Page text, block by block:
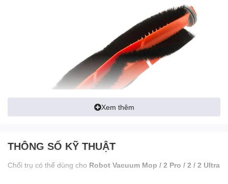
Xem thêm
THÔNG SỐ KỸ THUẬT
Chổi trụ có thể dùng cho Robot Vacuum Mop / 2 Pro / 2 / 2 Ultra